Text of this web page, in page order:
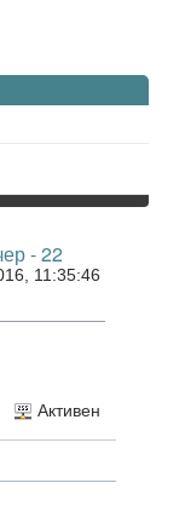
- 22
11:35:46
Активен